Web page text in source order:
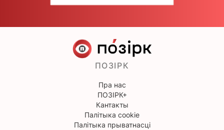
ПОЗІРК
Пра нас
ПОЗІРК+
Кантакты
Палітыка cookie
Палітыка прыватнасці